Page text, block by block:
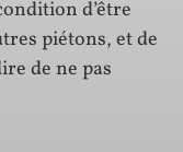
d’être
piétons, et de
de ne pas